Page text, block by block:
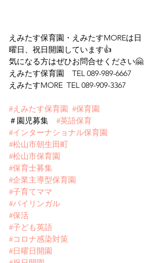
えみたす保育園・えみたすMOREは日
曜日、祝日開園しています👍
気になる方はぜひお問合せください🤗
えみたす保育園　TEL 089-989-6667
えみたすMORE  TEL 089-909-3367
#えみたす保育園 #保育園
＃園児募集 #英語保育
#インターナショナル保育園
#松山市朝生田町
#松山市保育園
#保育士募集
#企業主導型保育園
#子育てママ
#バイリンガル
#保活
#子ども英語
#コロナ感染対策
#日曜日開園